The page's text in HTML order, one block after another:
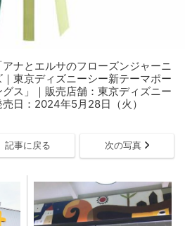
ナとエルサのフローズンジャーニ
東京ディズニーシー新テーマポー
ス」｜販売店舗：東京ディズニー
日：2024年5月28日（火）
記事に戻る 次の写真